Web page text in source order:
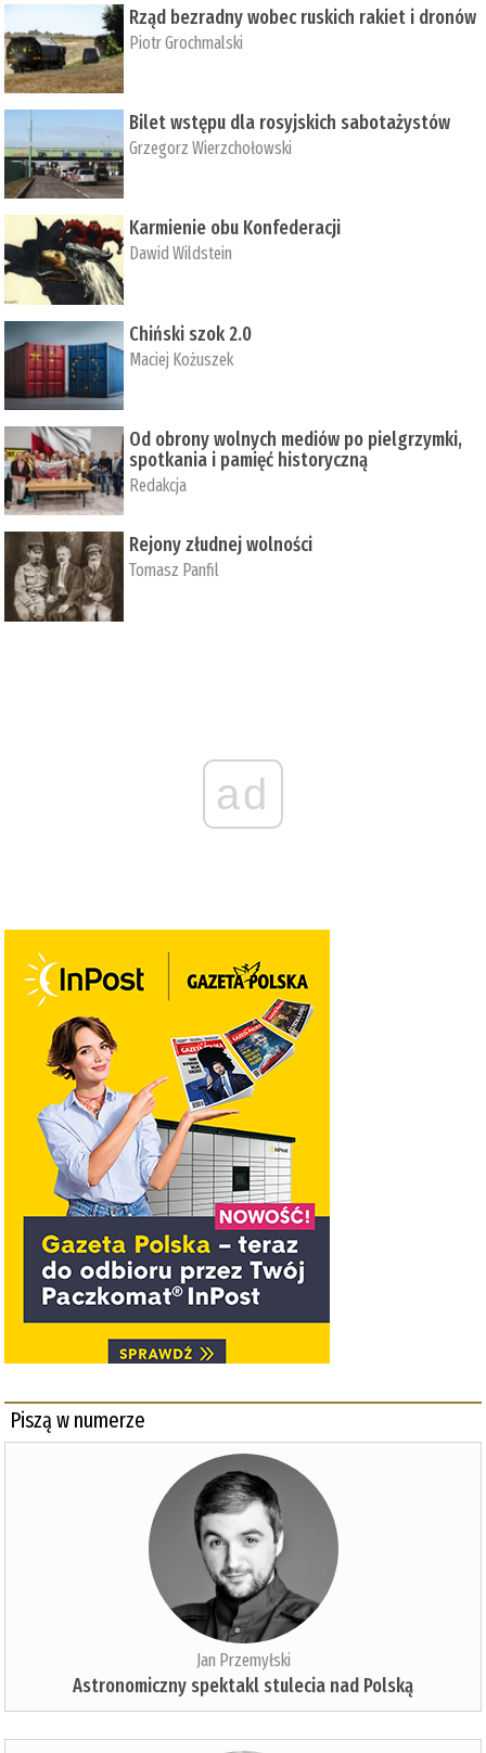
Rząd bezradny wobec ruskich rakiet i dronów
Piotr Grochmalski
Bilet wstępu dla rosyjskich sabotażystów
Grzegorz Wierzchołowski
Karmienie obu Konfederacji
Dawid Wildstein
Chiński szok 2.0
Maciej Kożuszek
Od obrony wolnych mediów po pielgrzymki,
spotkania i pamięć historyczną
Redakcja
Rejony złudnej wolności
Tomasz Panfil
ad
Piszą w numerze
Jan Przemyłski
Astronomiczny spektakl stulecia nad Polską